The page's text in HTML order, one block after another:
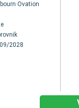
Ovation
2028